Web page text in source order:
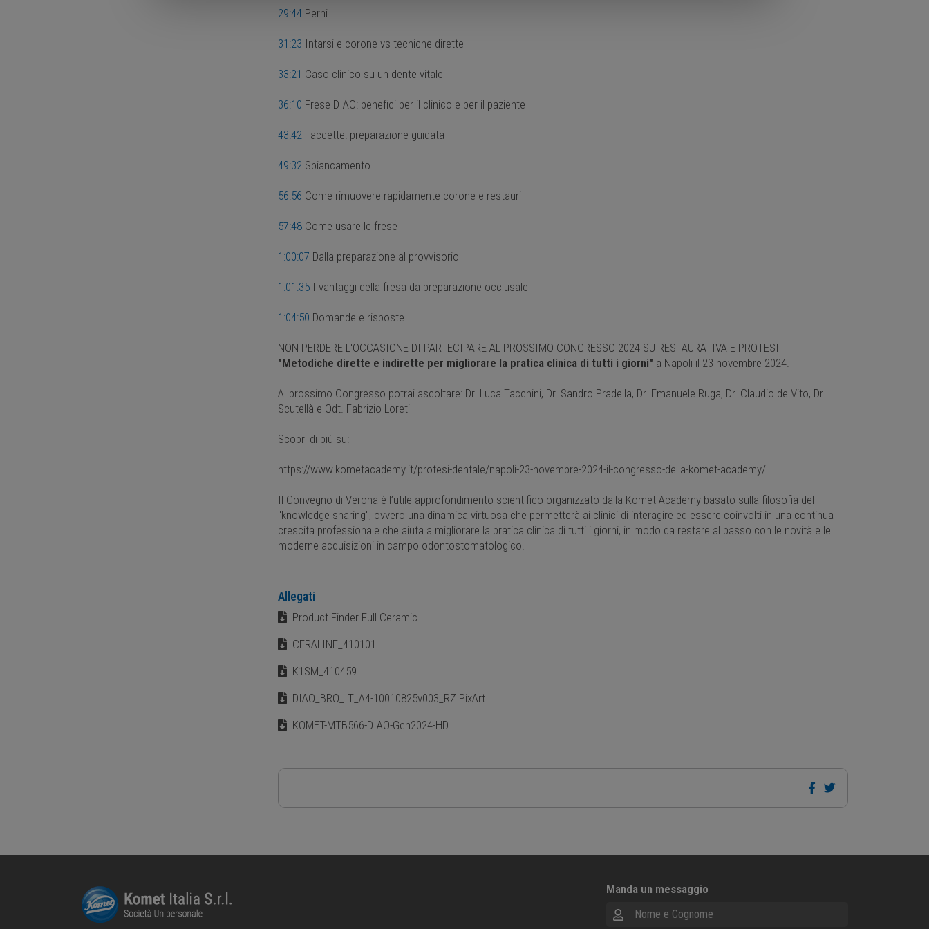
29:44 Perni
31:23 Intarsi e corone vs tecniche dirette
33:21 Caso clinico su un dente vitale
36:10 Frese DIAO: benefici per il clinico e per il paziente
43:42 Faccette: preparazione guidata
49:32 Sbiancamento
56:56 Come rimuovere rapidamente corone e restauri
57:48 Come usare le frese
1:00:07 Dalla preparazione al provvisorio
1:01:35 I vantaggi della fresa da preparazione occlusale
1:04:50 Domande e risposte
NON PERDERE L'OCCASIONE DI PARTECIPARE AL PROSSIMO CONGRESSO 2024 SU RESTAURATIVA E PROTESI
"Metodiche dirette e indirette per migliorare la pratica clinica di tutti i giorni" a Napoli il 23 novembre 2024.
Al prossimo Congresso potrai ascoltare: Dr. Luca Tacchini, Dr. Sandro Pradella, Dr. Emanuele Ruga, Dr. Claudio de Vito, Dr.
Scutellà e Odt. Fabrizio Loreti
Scopri di più su:
https://www.kometacademy.it/protesi-dentale/napoli-23-novembre-2024-il-congresso-della-komet-academy/
Il Convegno di Verona è l’utile approfondimento scientifico organizzato dalla Komet Academy basato sulla filosofia del
"knowledge sharing", ovvero una dinamica virtuosa che permetterà ai clinici di interagire ed essere coinvolti in una continua
crescita professionale che aiuta a migliorare la pratica clinica di tutti i giorni, in modo da restare al passo con le novità e le
moderne acquisizioni in campo odontostomatologico.
Allegati
Product Finder Full Ceramic
CERALINE_410101
K1SM_410459
DIAO_BRO_IT_A4-10010825v003_RZ PixArt
KOMET-MTB566-DIAO-Gen2024-HD
Manda un messaggio
Nome e Cognome